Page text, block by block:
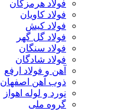
فولاد هرمزگان
فولاد کاویان
فولاد کیش
فولاد گل گهر
فولاد سنگان
فولاد شادگان
آهن و فولاد ارفع
ذوب آهن اصفهان
نورد و لوله اهواز
گروه ملی